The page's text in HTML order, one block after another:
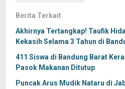
Berita Terkait
Akhirnya Tertangkap! Taufik
Kekasih Selama 3 Tahun di
411 Siswa di Bandung Barat
Pasok Makanan Ditutup
Puncak Arus Mudik Nataru di